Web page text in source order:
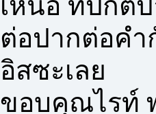
ต่อปากต่อคำ
อิสซะเลย
ขอบคุณไรท์